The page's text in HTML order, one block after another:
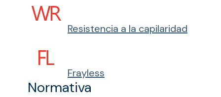
Resistencia a la capilaridad
Frayless
Normativa